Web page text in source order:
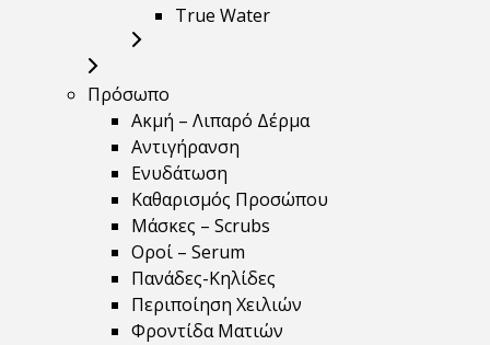
True Water
Πρόσωπο
Ακμή – Λιπαρό Δέρμα
Αντιγήρανση
Ενυδάτωση
Καθαρισμός Προσώπου
Μάσκες – Scrubs
Οροί – Serum
Πανάδες-Κηλίδες
Περιποίηση Χειλιών
Φροντίδα Ματιών